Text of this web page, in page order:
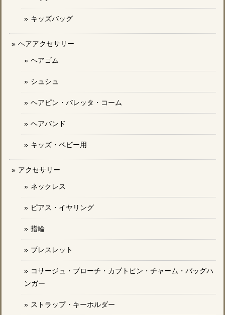
キッズバッグ
ヘアアクセサリー
ヘアゴム
シュシュ
ヘアピン・バレッタ・コーム
ヘアバンド
キッズ・ベビー用
アクセサリー
ネックレス
ピアス・イヤリング
指輪
ブレスレット
コサージュ・ブローチ・カブトピン・チャーム・バッグハ
ンガー
ストラップ・キーホルダー